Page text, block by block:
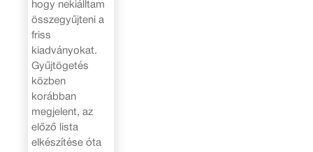
hogy nekiálltam
összegyűjteni a
friss
kiadványokat.
Gyűjtögetés
közben
korábban
megjelent, az
előző lista
elkészítése óta